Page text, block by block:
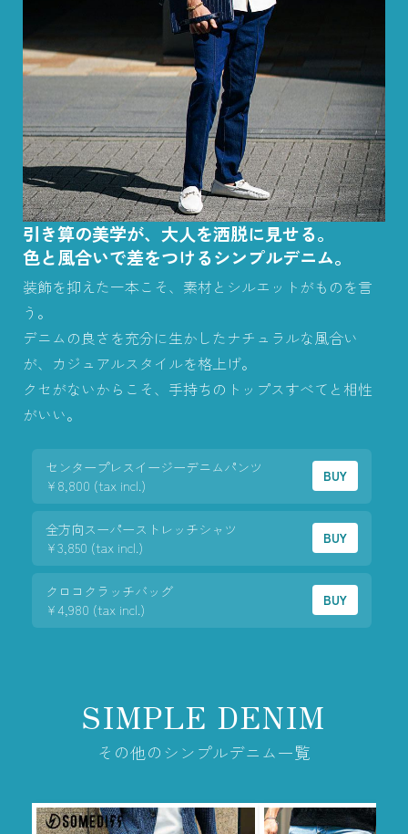
引き算の美学が、大人を洒脱に見せる。
色と風合いで差をつけるシンプルデニム。
装飾を抑えた一本こそ、素材とシルエットがものを言
う。
デニムの良さを充分に生かしたナチュラルな風合い
が、カジュアルスタイルを格上げ。
クセがないからこそ、手持ちのトップスすべてと相性
がいい。
センタープレスイージーデニムパンツ
¥8,800 (tax incl.)
BUY
全方向スーパーストレッチシャツ
¥3,850 (tax incl.)
BUY
クロコクラッチバッグ
¥4,980 (tax incl.)
BUY
SIMPLE DENIM
その他のシンプルデニム一覧